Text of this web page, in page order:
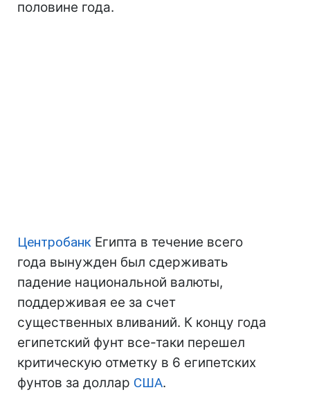
половине года.
Центробанк Египта в течение всего
года вынужден был сдерживать
падение национальной валюты,
поддерживая ее за счет
существенных вливаний. К концу года
египетский фунт все-таки перешел
критическую отметку в 6 египетских
фунтов за доллар США.